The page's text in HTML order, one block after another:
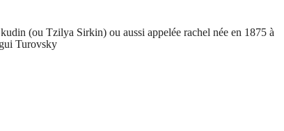
(ou Tzilya Sirkin) ou aussi appelée rachel née en 1875 à
Turovsky